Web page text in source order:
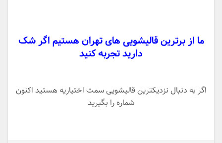
ما از برترین قالیشویی های تهران هستیم اگر شک
دارید تجربه کنید
اگر به دنبال نزدیکترین قالیشویی سمت اختیاریه هستید اکنون
شماره را بگیرید